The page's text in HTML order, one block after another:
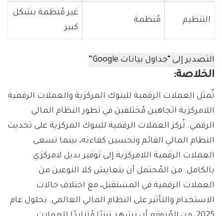
التنظيم مُنظمة
غير مُنظمة بشكل
كبير
التصدير إلى “جداول بيانات Google”
الخلاصة:
تُمثل العملات الرقمية للبنوك المركزية والعملات الرقمية
اللامركزية اتجاهين مُختلفين في تطور النظام المالي
الرقمي. تُركز العملات الرقمية للبنوك المركزية على تحديث
النظام المالي القائم وتحسين كفاءته، بينما تسعى
العملات الرقمية اللامركزية إلى توفير بديل لامركزي
بالكامل. من المُحتمل أن يتعايش كلا النوعين من
العملات الرقمية في المستقبل، مع اختلاف حالات
الاستخدام والتأثير على النظام المالي العالمي. بحلول عام